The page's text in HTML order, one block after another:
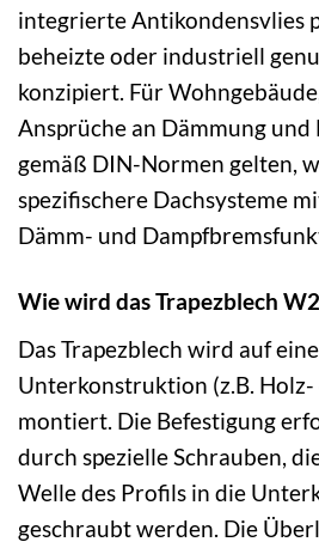
integrierte Antikondensvlies
beheizte oder industriell
konzipiert. Für
Ansprüche an Dämmung und
gemäß DIN-Normen gelten,
spezifischere Dachsysteme
Dämm- und
Wie wird das Trapezblech
Das Trapezblech wird auf
Unterkonstruktion (z.B.
montiert. Die Befestigung
durch spezielle Schrauben,
Welle des Profils in die
geschraubt werden. Die